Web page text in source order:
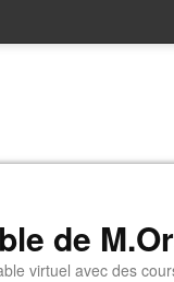
de
virtuel avec des